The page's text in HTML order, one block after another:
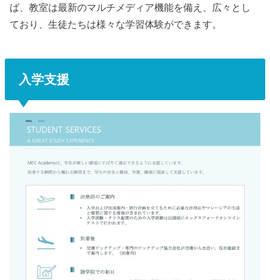
ば、教室は最新のマルチメディア機能を備え、広々とし
ており、生徒たちは様々な学習体験ができます。
入学支援